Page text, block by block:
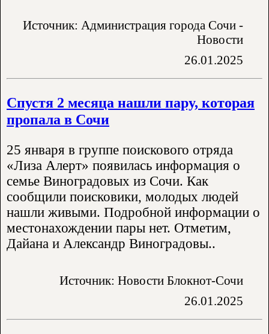
Источник: Администрация города Сочи -
Новости
26.01.2025
Спустя 2 месяца нашли пару, которая
пропала в Сочи
25 января в группе поискового отряда
«Лиза Алерт» появилась информация о
семье Виноградовых из Сочи. Как
сообщили поисковики, молодых людей
нашли живыми. Подробной информации о
местонахождении пары нет. Отметим,
Дайана и Александр Виноградовы..
Источник: Новости Блокнот-Сочи
26.01.2025